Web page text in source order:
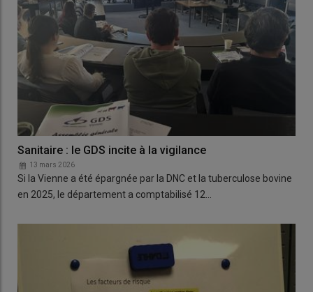
Sanitaire : le GDS incite à la vigilance
13 mars 2026
Si la Vienne a été épargnée par la DNC et la tuberculose bovine
en 2025, le département a comptabilisé 12…